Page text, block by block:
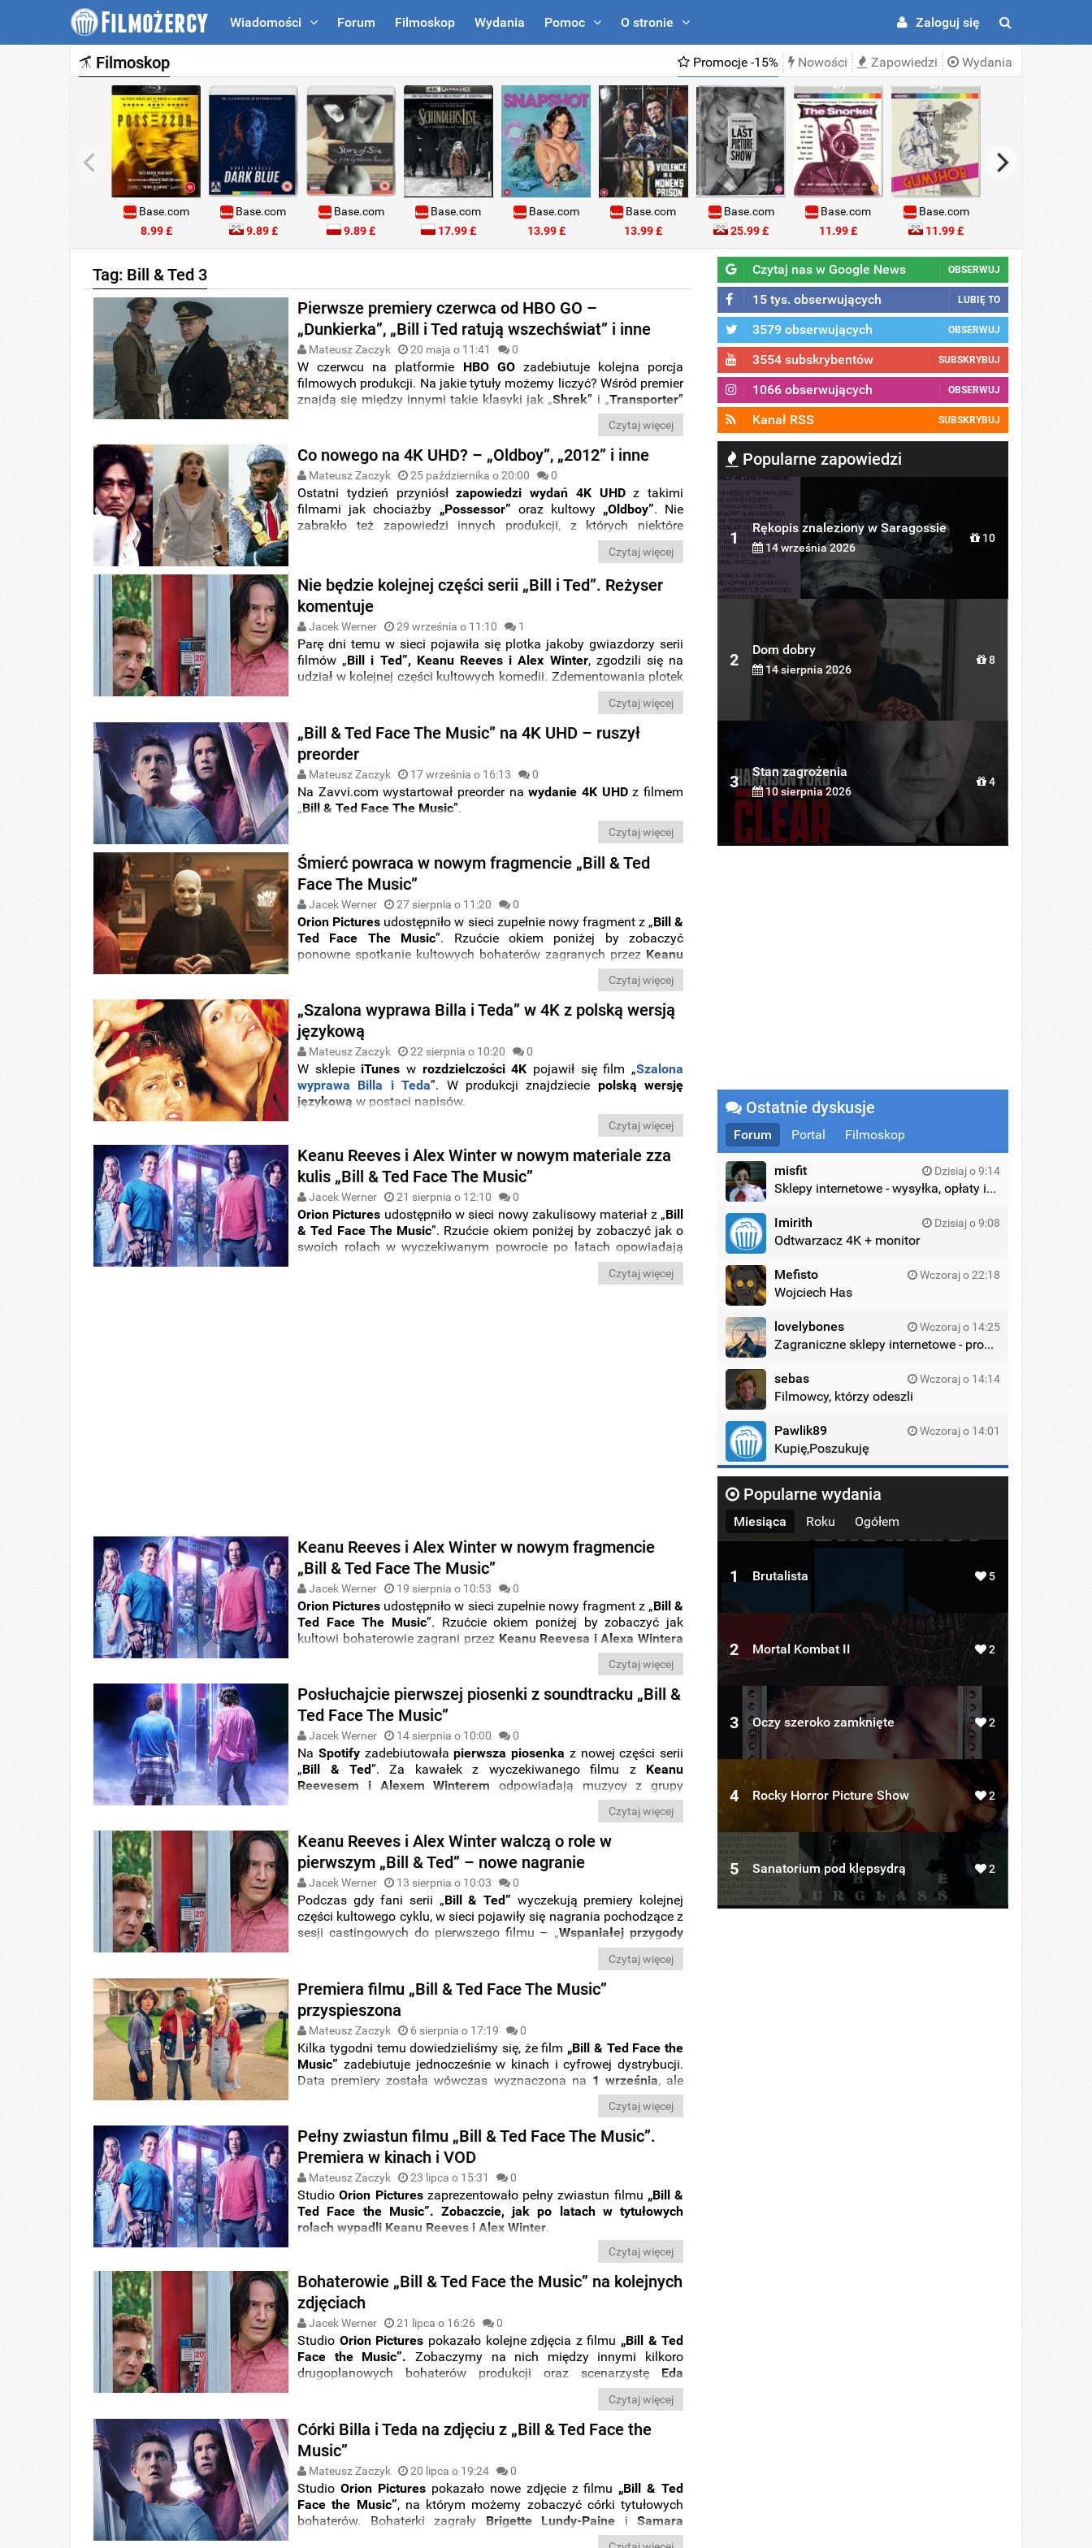
Wiadomości Forum Filmoskop Wydania Pomoc O stronie Zaloguj się
Filmoskop Promocje -15% Nowości Zapowiedzi Wydania
Base.com
8.99 £
Base.com
9.89 £
Base.com
9.89 £
Base.com
17.99 £
Base.com
13.99 £
Base.com
13.99 £
Base.com
25.99 £
Base.com
11.99 £
Base.com
11.99 £
Tag: Bill & Ted 3
Pierwsze premiery czerwca od HBO GO –
„Dunkierka”, „Bill i Ted ratują wszechświat” i inne
Mateusz Zaczyk 20 maja o 11:41 0
W czerwcu na platformie HBO GOzadebiutuje kolejna porcja
filmowych produkcji. Na jakie tytuły możemy liczyć? Wśród premier
znajdą się między innymi takie klasyki jak „Shrek” i „Transporter”
Bill i Ted ratują wszechświat”.
Czytaj więcej
Co nowego na 4K UHD? – „Oldboy”, „2012” i inne
Mateusz Zaczyk 25 października o 20:00 0
Ostatni tydzień przyniósłzapowiedzi wydań 4K UHDz takimi
filmami jak chociażby „Possessor” oraz kultowy „Oldboy”. Nie
zabrakło też zapowiedzi innych produkcji, z których niektóre
doczekają się między innymi steelbooków. Sprawdźcie wszystkie
preordery, które zebraliśmy dla Was w nowym wpisie z cyklu „Co
nowego na 4K UHD?
”. Miłej lektury.
Czytaj więcej
Nie będzie kolejnej części serii „Bill i Ted”. Reżyser
komentuje
Jacek Werner 29 września o 11:10 1
Parę dni temu w sieci pojawiła się plotka jakoby gwiazdorzy serii
filmów „Bill i Ted”, Keanu Reeves i Alex Winter, zgodzili się na
udział w kolejnej części kultowych komedii. Zdementowania plotek
Ed Solomons.
Czytaj więcej
„Bill & Ted Face The Music” na 4K UHD – ruszył
preorder
Mateusz Zaczyk 17 września o 16:13 0
Na Zavvi.com wystartował preorder nawydanie 4K UHDz filmem
„Bill & Ted Face The Music”.
Czytaj więcej
Śmierć powraca w nowym fragmencie „Bill & Ted
Face The Music”
Jacek Werner 27 sierpnia o 11:20 0
Orion Pictures udostępniło w sieci zupełnie nowy fragment z „Bill &
Ted Face The Music”. Rzućcie okiem poniżej by zobaczyć
ponowne spotkanie kultowych bohaterów zagranych przez Keanu
, w którą ponownie wcielił się
Czytaj więcej
„Szalona wyprawa Billa i Teda” w 4K z polską wersją
językową
Mateusz Zaczyk 22 sierpnia o 10:20 0
W sklepie iTunes w rozdzielczości 4K pojawił się film „Szalona
wyprawa Billa i Teda”. W produkcji znajdziecie polską wersję
językową w postaci napisów.
Czytaj więcej
Keanu Reeves i Alex Winter w nowym materiale zza
kulis „Bill & Ted Face The Music”
Jacek Werner 21 sierpnia o 12:10 0
Orion Pictures udostępniło w sieci nowy zakulisowy materiał z „Bill
& Ted Face The Music”. Rzućcie okiem poniżej by zobaczyć jak o
swoich rolach w wyczekiwanym powrocie po latach opowiadają
Czytaj więcej
Keanu Reeves i Alex Winter w nowym fragmencie
„Bill & Ted Face The Music”
Jacek Werner 19 sierpnia o 10:53 0
Orion Pictures udostępniło w sieci zupełnie nowy fragment z „Bill &
Ted Face The Music”. Rzućcie okiem poniżej by zobaczyć jak
kultowi bohaterowie zagrani przez Keanu Reevesa i Alexa Wintera
Czytaj więcej
Posłuchajcie pierwszej piosenki z soundtracku „Bill &
Ted Face The Music”
Jacek Werner 14 sierpnia o 10:00 0
Na Spotifyzadebiutowałapierwsza piosenka z nowej części serii
„Bill & Ted”. Za kawałek z wyczekiwanego filmu z Keanu
Reevesem i Alexem Winterem odpowiadają muzycy z grupy
, którzy połączyli siły z fikcyjnym zespołemWyld Stallyns
Teda Logana i BIlla Prestona
Posłuchajcie pierwszego fragmentu piosenki „Beginning Of The
End” poniżej. Pełną wersję znajdziecie naSpotify,w tym miejscu
Czytaj więcej
Keanu Reeves i Alex Winter walczą o role w
pierwszym „Bill & Ted” – nowe nagranie
Jacek Werner 13 sierpnia o 10:03 0
Podczas gdy fani serii „Bill & Ted” wyczekują premiery kolejnej
części kultowego cyklu, w sieci pojawiły się nagrania pochodzące z
sesji castingowych do pierwszego filmu – „Wspaniałej przygody
Keanu Reeves i
zabiegali o role protagonistów w serii. Warto
zauważyć, że w pierwszym z dwóch nagrań, obaj aktorzy byli
przymierzani do przeciwnych ról – Reeves odgrywa kwestie
Prestona, zaś Winter wciela się w
Czytaj więcej
Premiera filmu „Bill & Ted Face The Music”
przyspieszona
Mateusz Zaczyk 6 sierpnia o 17:19 0
Kilka tygodni temu dowiedzieliśmy się, że film „Bill & Ted Face the
Music” zadebiutuje jednocześnie w kinach i cyfrowej dystrybucji.
Data premiery została wówczas wyznaczona na 1 września, ale
dzisiaj wiemy już, że na premierę produkcji poczekamynieco
Czytaj więcej
Pełny zwiastun filmu „Bill & Ted Face The Music”.
Premiera w kinach i VOD
Mateusz Zaczyk 23 lipca o 15:31 0
StudioOrion Pictureszaprezentowało pełny zwiastun filmu „Bill &
Ted Face the Music”. Zobaczcie, jak po latach w tytułowych
rolach wypadli Keanu Reeves i Alex Winter.
Czytaj więcej
Bohaterowie „Bill & Ted Face the Music” na kolejnych
zdjęciach
Jacek Werner 21 lipca o 16:26 0
Studio Orion Pictures pokazało kolejne zdjęcia z filmu „Bill & Ted
Face the Music”. Zobaczymy na nich między innymi kilkoro
drugoplanowych bohaterów produkcji oraz scenarzystę Eda
Czytaj więcej
Córki Billa i Teda na zdjęciu z „Bill & Ted Face the
Music”
Mateusz Zaczyk 20 lipca o 19:24 0
StudioOrion Picturespokazało nowe zdjęcie z filmu „Bill & Ted
Face the Music”, na którym możemy zobaczyć córki tytułowych
bohaterów. Bohaterki zagrały Brigette Lundy-Paine iSamara
zaprezentował swoją
Czytaj nas w Google News OBSERWUJ
15 tys. obserwujących LUBIĘ TO
3579 obserwujących OBSERWUJ
3554 subskrybentów SUBSKRYBUJ
1066 obserwujących OBSERWUJ
Kanał RSS SUBSKRYBUJ
Popularne zapowiedzi
1
Rękopis znaleziony w Saragossie
14 września 2026
10
2
Dom dobry
14 sierpnia 2026
8
3
Stan zagrożenia
10 sierpnia 2026
4
Ostatnie dyskusje
Forum Portal Filmoskop
misfit Dzisiaj o 9:14
Sklepy internetowe - wysyłka, opłaty itd.
Imirith Dzisiaj o 9:08
Odtwarzacz 4K + monitor
Mefisto Wczoraj o 22:18
Wojciech Has
lovelybones Wczoraj o 14:25
Zagraniczne sklepy internetowe - promocje
sebas Wczoraj o 14:14
Filmowcy, którzy odeszli
Pawlik89 Wczoraj o 14:01
Kupię,Poszukuję
Popularne wydania
Miesiąca Roku Ogółem
1 Brutalista 5
2 Mortal Kombat II 2
3 Oczy szeroko zamknięte 2
4 Rocky Horror Picture Show 2
5 Sanatorium pod klepsydrą 2